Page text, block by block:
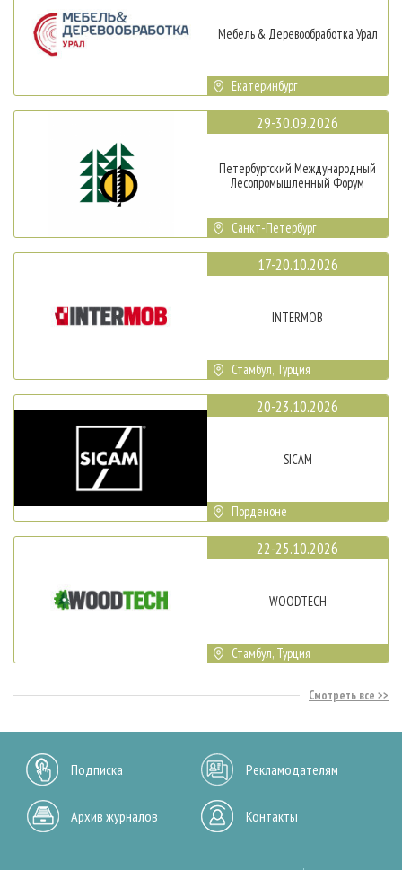
Мебель & Деревообработка Урал
Екатеринбург
29-30.09.2026
Петербургский Международный
Лесопромышленный Форум
Санкт-Петербург
17-20.10.2026
INTERMOB
Стамбул, Турция
20-23.10.2026
SICAM
Порденоне
22-25.10.2026
WOODTECH
Стамбул, Турция
Смотреть все
Подписка Рекламодателям
Архив журналов Контакты